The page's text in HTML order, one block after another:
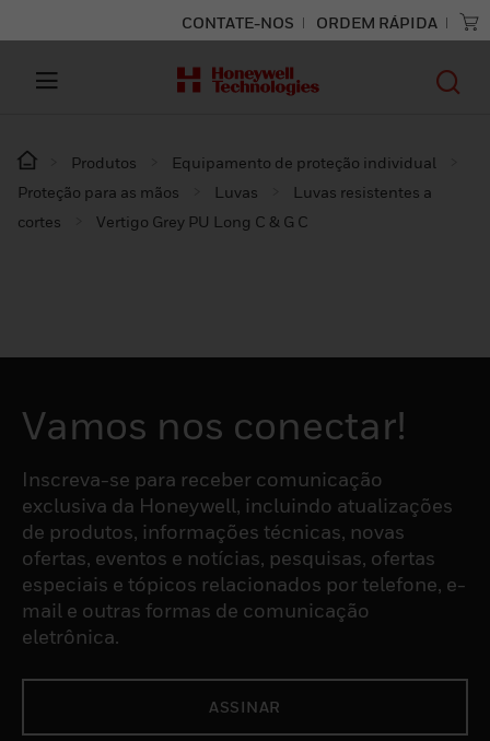
CONTATE-NOS ORDEM RÁPIDA
Produtos
Equipamento de proteção individual
Proteção para as mãos
Luvas
Luvas resistentes a
cortes
Vertigo Grey PU Long C & G C
Vamos nos conectar!
Inscreva-se para receber comunicação
exclusiva da Honeywell, incluindo atualizações
de produtos, informações técnicas, novas
ofertas, eventos e notícias, pesquisas, ofertas
especiais e tópicos relacionados por telefone, e-
mail e outras formas de comunicação
eletrônica.
ASSINAR